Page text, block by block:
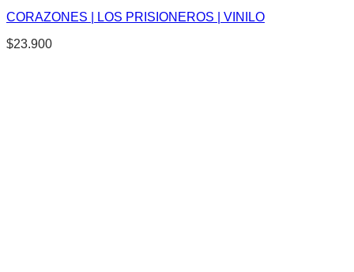
CORAZONES | LOS PRISIONEROS | VINILO
$23.900